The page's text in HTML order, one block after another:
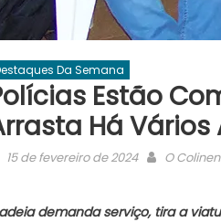
Da Semana
Estão
Há Vários
Posted
15 de fevereiro de 2024 Author
O
demanda serviço, tira a